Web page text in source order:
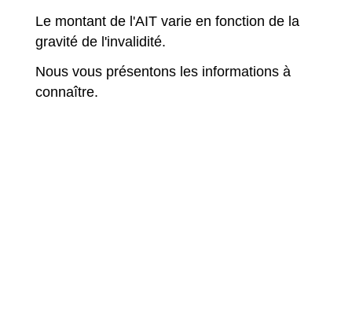
Le montant de l'AIT varie en fonction de la
gravité de l'invalidité.
Nous vous présentons les informations à
connaître.